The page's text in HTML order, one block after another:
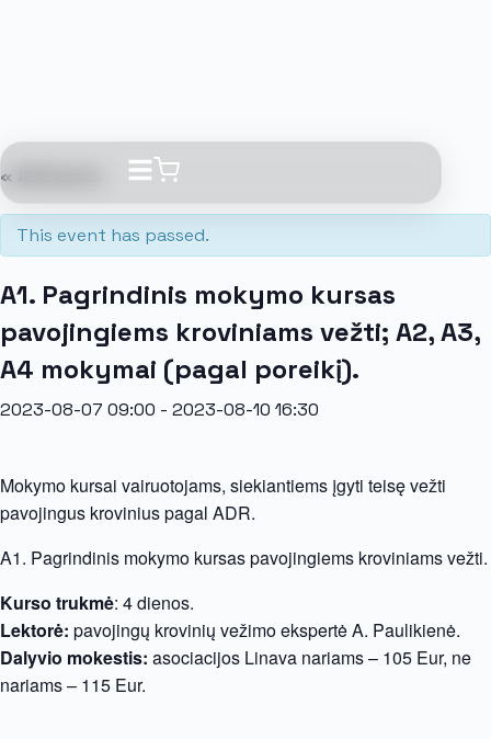
« All Events
This event has passed.
A1. Pagrindinis mokymo kursas
pavojingiems kroviniams vežti; A2, A3,
A4 mokymai (pagal poreikį).
2023-08-07 09:00 - 2023-08-10 16:30
Mokymo kursai vairuotojams, siekiantiems įgyti teisę vežti
pavojingus krovinius pagal ADR.
A1. Pagrindinis mokymo kursas pavojingiems kroviniams vežti.
Kurso trukmė: 4 dienos.
Lektorė: pavojingų krovinių vežimo ekspertė A. Paulikienė.
Dalyvio mokestis: asociacijos Linava nariams – 105 Eur, ne
nariams – 115 Eur.